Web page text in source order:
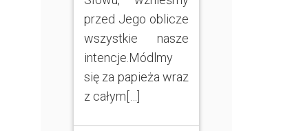
przed Jego oblicze
wszystkie nasze
intencje.Módlmy
się za papieża wraz
z całym[…]